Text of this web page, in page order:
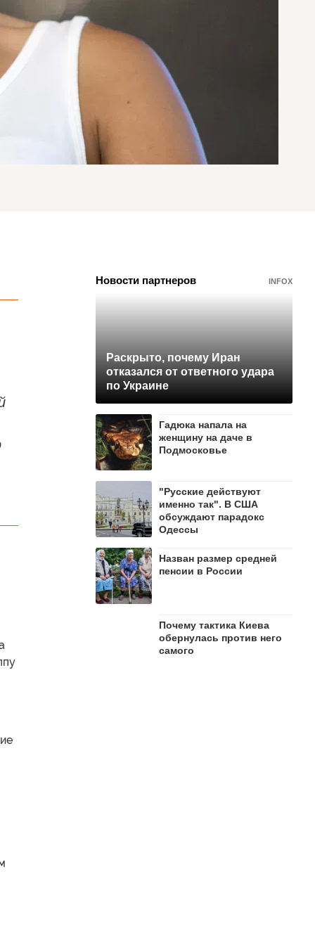
Новости партнеров INFOX
Раскрыто, почему Иран
отказался от ответного удара
по Украине
Гадюка напала на
женщину на даче в
Подмосковье
"Русские действуют
именно так". В США
обсуждают парадокс
Одессы
Назван размер средней
пенсии в России
Почему тактика Киева
обернулась против него
самого